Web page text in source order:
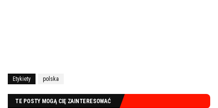
Etykiety polska
TE POSTY MOGĄ CIĘ ZAINTERESOWAĆ